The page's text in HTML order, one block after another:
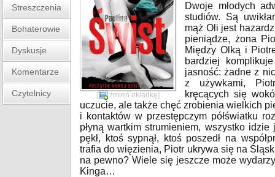
Streszczenia
Bohaterowie
Dyskusje
Komentarze
Czytelnicy [ zmień okładkę]
Dwoje młodych
studiów. Są
mąż Oli jest
pieniądze, żona
Między Olką i
bardziej
jasność: żadne z
z używkami,
kręcących się
uczucie, ale także chęć zrobienia wielkich
i kontaktów w przestępczym półświatku
płyną wartkim strumieniem, wszystko
pękł, ktoś sypnął, ktoś poszedł na
trafia do więzienia, Piotr ukrywa się na
na pewno? Wiele się jeszcze może
Kinga…